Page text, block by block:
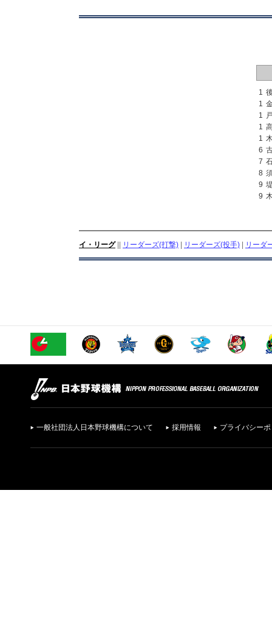
1
1
1
1
1
6
7
8
9
9
イ・リーグ|| リーダーズ(打撃) リーダーズ(投手) リーダ
一般社団法人日本野球機構について 採用情報 プライバシー